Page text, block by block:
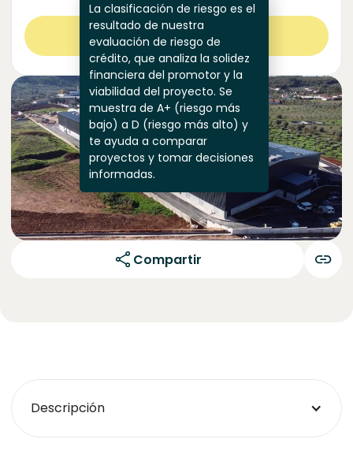
La clasificación de riesgo es el
resultado de nuestra
evaluación de riesgo de
crédito, que analiza la solidez
financiera del promotor y la
viabilidad del proyecto. Se
muestra de A+ (riesgo más
bajo) a D (riesgo más alto) y
te ayuda a comparar
proyectos y tomar decisiones
informadas.
Ver más
Compartir
Descripción